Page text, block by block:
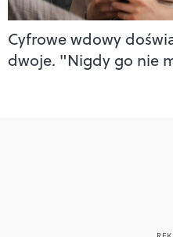
Cyfrowe wdowy
dwoje. "Nigdy go nie